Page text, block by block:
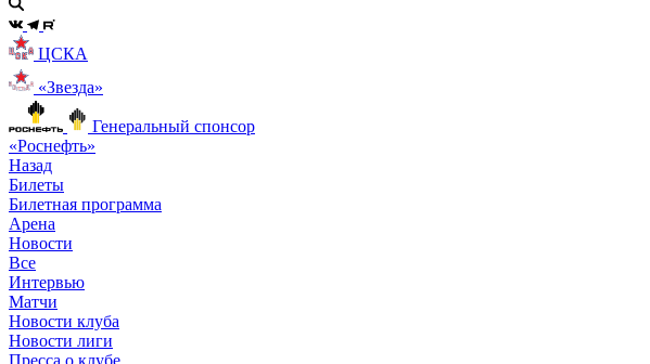
ЦСКА
«Звезда»
Генеральный спонсор
«Роснефть»
Назад
Билеты
Билетная программа
Арена
Новости
Все
Интервью
Матчи
Новости клуба
Новости лиги